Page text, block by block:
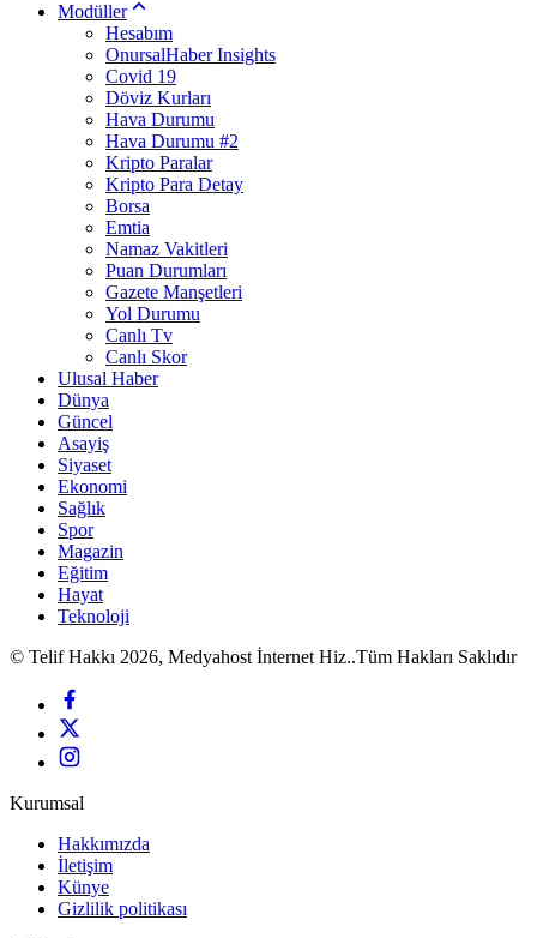
Modüller
Hesabım
OnursalHaber Insights
Covid 19
Döviz Kurları
Hava Durumu
Hava Durumu #2
Kripto Paralar
Kripto Para Detay
Borsa
Emtia
Namaz Vakitleri
Puan Durumları
Gazete Manşetleri
Yol Durumu
Canlı Tv
Canlı Skor
Ulusal Haber
Dünya
Güncel
Asayiş
Siyaset
Ekonomi
Sağlık
Spor
Magazin
Eğitim
Hayat
Teknoloji
© Telif Hakkı 2026, Medyahost İnternet Hiz..Tüm Hakları Saklıdır
Kurumsal
Hakkımızda
İletişim
Künye
Gizlilik politikası